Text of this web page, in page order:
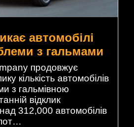
автомобілі
з гальмами
продовжує
кількість автомобілів
з гальмівною
відклик
312,000 автомобілів